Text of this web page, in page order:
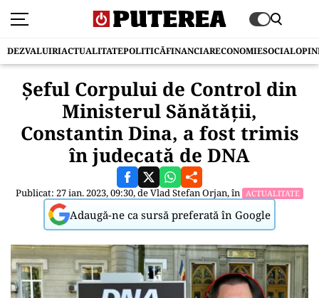
DEZVALUIRIACTUALITATEPOLITICĂFINANCIARECONOMIESOCIAL
Șeful Corpului de Control din
Ministerul Sănătății,
Constantin Dina, a fost trimis
în judecată de DNA
Publicat: 27 ian. 2023, 09:30, deVlad Stefan Orjan, în ACTUALITATE
Adaugă-ne ca sursă preferată în Google